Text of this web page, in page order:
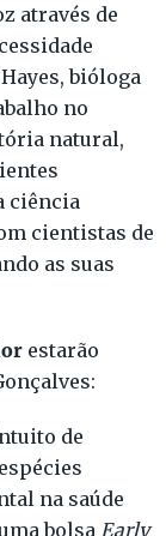
através de
bióloga
no
natural,
ciência
cientistas de
as suas
estarão
de
na saúde
bolsa Early